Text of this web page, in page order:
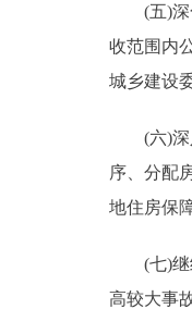
(五)深化
收范围内
城乡建设
(六)深入
序、分配
地住房保
(七)继续
高较大事